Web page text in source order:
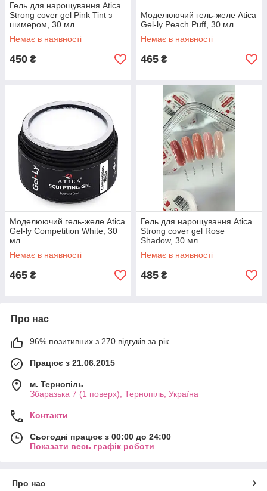
Гель для нарощування Atica
Strong cover gel Pink Tint з
шимером, 30 мл
Немає в наявності
450 ₴
Моделюючий гель-желе Atica
Gel-ly Peach Puff, 30 мл
Немає в наявності
465 ₴
Моделюючий гель-желе Atica
Gel-ly Competition White, 30
мл
Немає в наявності
465 ₴
Гель для нарощування Atica
Strong cover gel Rose
Shadow, 30 мл
Немає в наявності
485 ₴
Про нас
96% позитивних з 270 відгуків за рік
Працює з 21.06.2015
м. Тернопіль
Збаразька 7 (1 поверх), Тернопіль, Україна
Контакти
Сьогодні працює з 00:00 до 24:00
Показати весь графік роботи
Про нас